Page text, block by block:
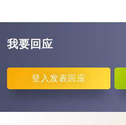
我要回应
登入 发表回应